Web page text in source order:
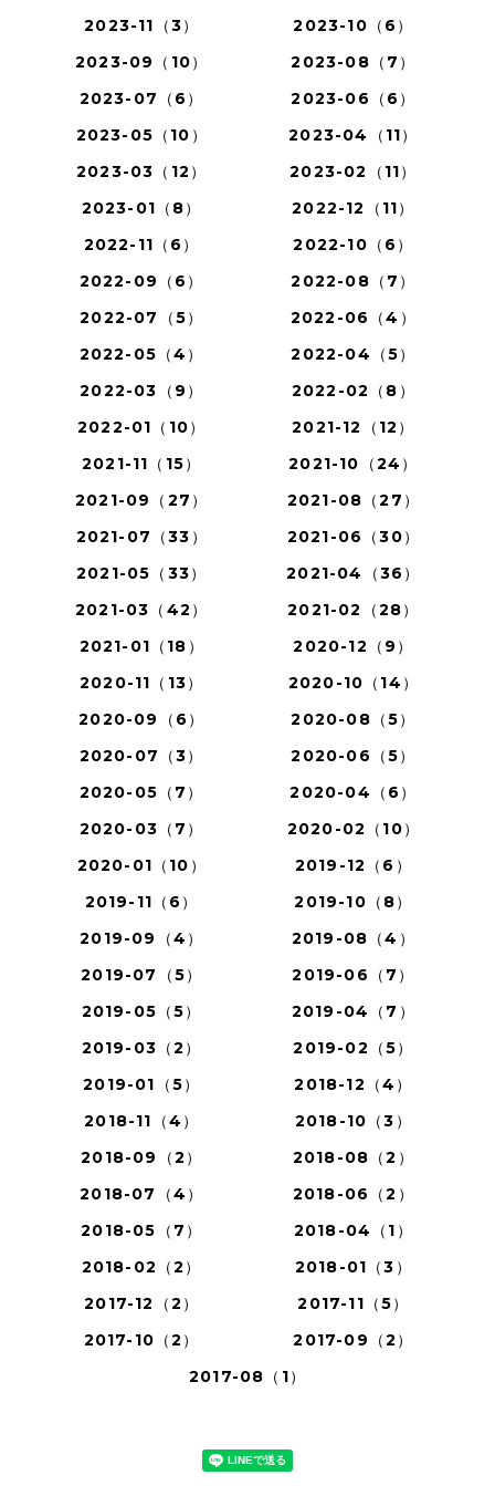
2023-11（3）
2023-10（6）
2023-09（10）
2023-08（7）
2023-07（6）
2023-06（6）
2023-05（10）
2023-04（11）
2023-03（12）
2023-02（11）
2023-01（8）
2022-12（11）
2022-11（6）
2022-10（6）
2022-09（6）
2022-08（7）
2022-07（5）
2022-06（4）
2022-05（4）
2022-04（5）
2022-03（9）
2022-02（8）
2022-01（10）
2021-12（12）
2021-11（15）
2021-10（24）
2021-09（27）
2021-08（27）
2021-07（33）
2021-06（30）
2021-05（33）
2021-04（36）
2021-03（42）
2021-02（28）
2021-01（18）
2020-12（9）
2020-11（13）
2020-10（14）
2020-09（6）
2020-08（5）
2020-07（3）
2020-06（5）
2020-05（7）
2020-04（6）
2020-03（7）
2020-02（10）
2020-01（10）
2019-12（6）
2019-11（6）
2019-10（8）
2019-09（4）
2019-08（4）
2019-07（5）
2019-06（7）
2019-05（5）
2019-04（7）
2019-03（2）
2019-02（5）
2019-01（5）
2018-12（4）
2018-11（4）
2018-10（3）
2018-09（2）
2018-08（2）
2018-07（4）
2018-06（2）
2018-05（7）
2018-04（1）
2018-02（2）
2018-01（3）
2017-12（2）
2017-11（5）
2017-10（2）
2017-09（2）
2017-08（1）